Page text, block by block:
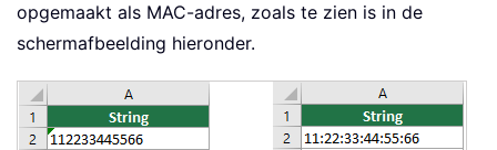
opgemaakt als MAC-adres, zoals te zien is in de
schermafbeelding hieronder.